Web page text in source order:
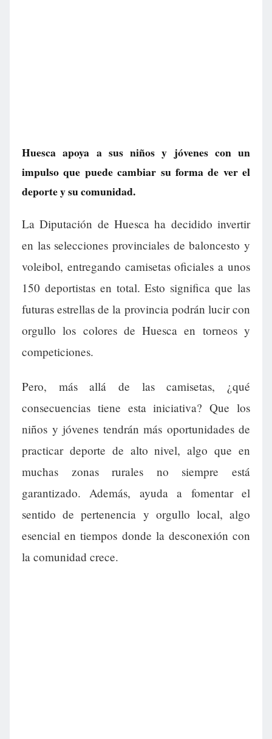
Huesca apoya a sus niños y jóvenes con un
impulso que puede cambiar su forma de ver el
deporte y su comunidad.
La Diputación de Huesca ha decidido invertir
en las selecciones provinciales de baloncesto y
voleibol, entregando camisetas oficiales a unos
150 deportistas en total. Esto significa que las
futuras estrellas de la provincia podrán lucir con
orgullo los colores de Huesca en torneos y
competiciones.
Pero, más allá de las camisetas, ¿qué
consecuencias tiene esta iniciativa? Que los
niños y jóvenes tendrán más oportunidades de
practicar deporte de alto nivel, algo que en
muchas zonas rurales no siempre está
garantizado. Además, ayuda a fomentar el
sentido de pertenencia y orgullo local, algo
esencial en tiempos donde la desconexión con
la comunidad crece.